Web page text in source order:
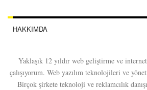
HAKKIMDA
Yaklaşık 12 yıldır web geliştirme ve
çalışıyorum. Web yazılım teknolojileri ve
Birçok şirkete teknoloji ve reklamcılık